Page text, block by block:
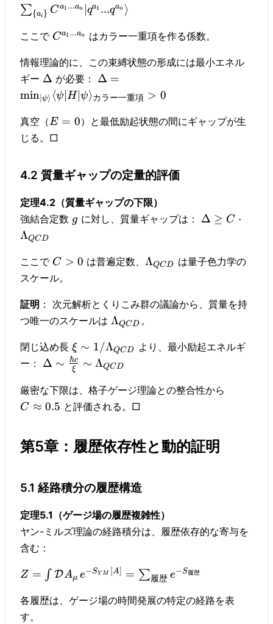
∑{ai } Ca1 ...an ∣qa1 ...qan ⟩
ここで Ca1...an はカラー一重項を作る係数。
情報理論的に、この束縛状態の形成には最小エネル
ギー Δ が必要： Δ =
min ψ⟩ ⟨ψ H ∣ψ⟩カラー一重項 > 0
真空（E = 0）と最低励起状態の間にギャップが生
じる。□
4.2 質量ギャップの定量的評価
定理4.2（質量ギャップの下限）
強結合定数 g に対し、質量ギャップは： Δ ≥ C ⋅
ΛQCD
ここで C > 0 は普遍定数、 ΛQCD
は量子色力学の
スケール。
証明 ： 次元解析とくりこみ群の議論から、質量を持
つ唯一のスケールは ΛQCD 。
閉じ込め長 ξ ∼ 1/ΛQCD
より、最小励起エネルギ
ー： Δ ∼ ξ
ℏc ∼ ΛQCD
厳密な下限は、格子ゲージ理論との整合性から
C ≈ 0.5 と評価される。□
第5章：履歴依存性と動的証明
5.1 経路積分の履歴構造
定理5.1（ゲージ場の履歴複雑性）
ヤン-ミルズ理論の経路積分は、履歴依存的な寄与を
含む：
Z = ∫ DAμ e−SY M A = ∑履歴 e−S履歴
各履歴は、ゲージ場の時間発展の特定の経路を表
す。